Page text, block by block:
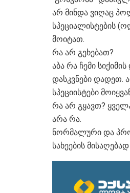
არ მინდა ვიღაც
სპეციალისტების
მოიტათ.
რა არ გეხებათ?
აბა რა ჩემი
დასკვნები დადეთ.
სპეციისტები
რა არ გყავთ?
არა რა.
ნორმალური და
სახეების